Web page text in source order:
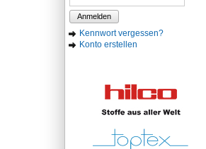
Anmelden
Kennwort vergessen?
Konto erstellen